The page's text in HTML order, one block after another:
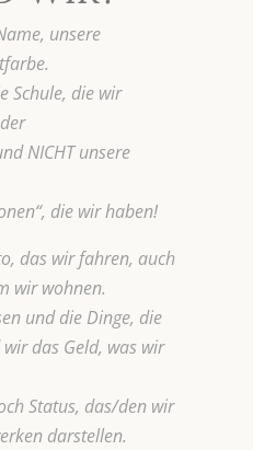
unsere
Schule, die wir
NICHT unsere
die wir haben!
das wir fahren, auch
wir wohnen.
und die Dinge, die
das Geld, was wir
Status, das/den wir
darstellen.